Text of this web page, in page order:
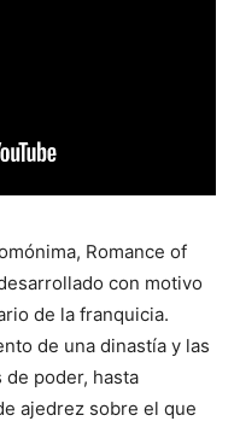
Romance of
con motivo
de la franquicia.
de una dinastía y las
poder, hasta
ajedrez sobre el que